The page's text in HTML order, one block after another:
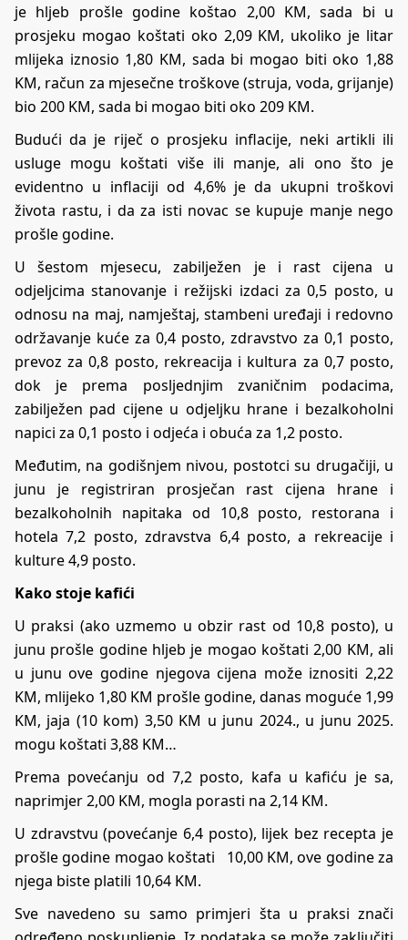
je hljeb prošle godine koštao 2,00 KM, sada bi u
prosjeku mogao koštati oko 2,09 KM, ukoliko je litar
mlijeka iznosio 1,80 KM, sada bi mogao biti oko 1,88
KM, račun za mjesečne troškove (struja, voda, grijanje)
bio 200 KM, sada bi mogao biti oko 209 KM.
Budući da je riječ o prosjeku inflacije, neki artikli ili
usluge mogu koštati više ili manje, ali ono što je
evidentno u inflaciji od 4,6% je da ukupni troškovi
života rastu, i da za isti novac se kupuje manje nego
prošle godine.
U šestom mjesecu, zabilježen je i rast cijena u
odjeljcima stanovanje i režijski izdaci za 0,5 posto, u
odnosu na maj, namještaj, stambeni uređaji i redovno
održavanje kuće za 0,4 posto, zdravstvo za 0,1 posto,
prevoz za 0,8 posto, rekreacija i kultura za 0,7 posto,
dok je prema posljednjim zvaničnim podacima,
zabilježen pad cijene u odjeljku hrane i bezalkoholni
napici za 0,1 posto i odjeća i obuća za 1,2 posto.
Međutim, na godišnjem nivou, postotci su drugačiji, u
junu je registriran prosječan rast cijena hrane i
bezalkoholnih napitaka od 10,8 posto, restorana i
hotela 7,2 posto, zdravstva 6,4 posto, a rekreacije i
kulture 4,9 posto.
Kako stoje kafići
U praksi (ako uzmemo u obzir rast od 10,8 posto), u
junu prošle godine hljeb je mogao koštati 2,00 KM, ali
u junu ove godine njegova cijena može iznositi 2,22
KM, mlijeko 1,80 KM prošle godine, danas moguće 1,99
KM, jaja (10 kom) 3,50 KM u junu 2024., u junu 2025.
mogu koštati 3,88 KM…
Prema povećanju od 7,2 posto, kafa u kafiću je sa,
naprimjer 2,00 KM, mogla porasti na 2,14 KM.
U zdravstvu (povećanje 6,4 posto), lijek bez recepta je
prošle godine mogao koštati 10,00 KM, ove godine za
njega biste platili 10,64 KM.
Sve navedeno su samo primjeri šta u praksi znači